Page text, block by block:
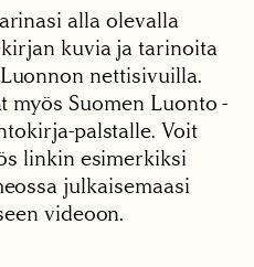
alla olevalla
kuvia ja tarinoita
nettisivuilla.
myös Suomen Luonto -
palstalle. Voit
linkin esimerkiksi
julkaisemaasi
videoon.